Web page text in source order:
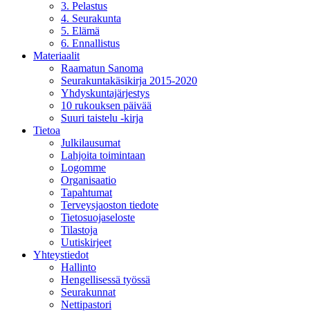
3. Pelastus
4. Seurakunta
5. Elämä
6. Ennallistus
Materiaalit
Raamatun Sanoma
Seurakuntakäsikirja 2015-2020
Yhdyskuntajärjestys
10 rukouksen päivää
Suuri taistelu -kirja
Tietoa
Julkilausumat
Lahjoita toimintaan
Logomme
Organisaatio
Tapahtumat
Terveysjaoston tiedote
Tietosuojaseloste
Tilastoja
Uutiskirjeet
Yhteystiedot
Hallinto
Hengellisessä työssä
Seurakunnat
Nettipastori